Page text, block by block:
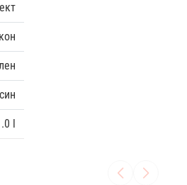
l